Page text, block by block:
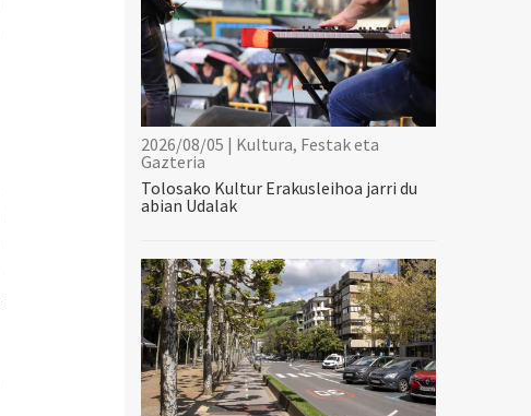
2026/08/05 | Kultura, Festak eta
Gazteria
Tolosako Kultur Erakusleihoa jarri du
abian Udalak